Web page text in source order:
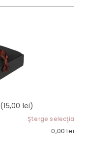
(15,00 lei)
Şterge selecţia
0,00lei